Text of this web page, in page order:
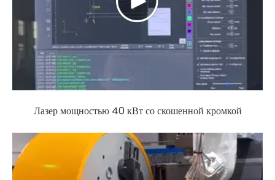
Лазер мощностью 40 кВт со скошенной кромкой